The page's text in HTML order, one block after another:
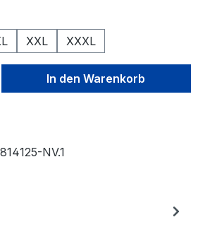
XXL XXXL
Gib den
In den Warenkorb
814125-NV.1